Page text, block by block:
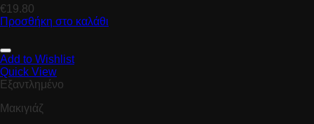
€19.80
Προσθήκη στο καλάθι
Add to Wishlist
Quick View
Εξαντλημένο
Μακιγιάζ